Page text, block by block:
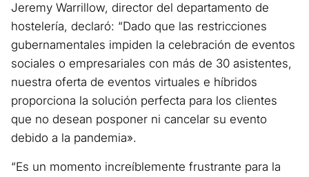
Jeremy Warrillow, director del departamento de
hostelería, declaró: “Dado que las restricciones
gubernamentales impiden la celebración de eventos
sociales o empresariales con más de 30 asistentes,
nuestra oferta de eventos virtuales e híbridos
proporciona la solución perfecta para los clientes
que no desean posponer ni cancelar su evento
debido a la pandemia».
“Es un momento increíblemente frustrante para la